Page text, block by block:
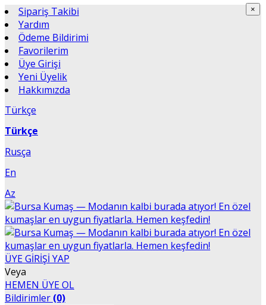
Sipariş Takibi
Yardım
Ödeme Bildirimi
Favorilerim
Üye Girişi
Yeni Üyelik
Hakkımızda
Türkçe
Türkçe
Rusça
En
Az
ÜYE GİRİŞİ YAP
Veya
HEMEN ÜYE OL
Bildirimler (0)
×
×